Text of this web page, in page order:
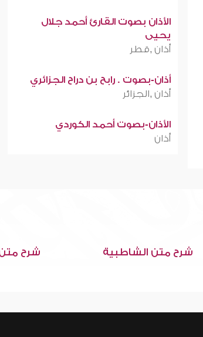
الأذان بصوت القارئ أحمد جلال
يحيى
أذان ,قطر
أذان-بصوت . رابح بن دراح الجزائري
أذان ,الجزائر
الأذان-بصوت أحمد الكوردي
أذان
شرح متن الشاطبية شرح متن